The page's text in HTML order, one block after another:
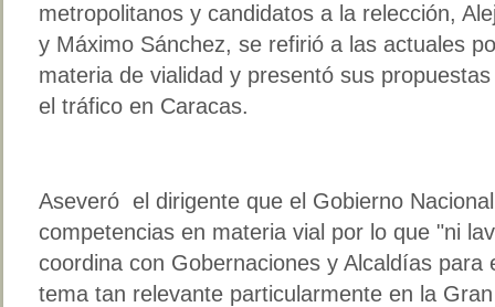
metropolitanos y candidatos a la relección,
y Máximo Sánchez, se refirió a las actuales
materia de vialidad y presentó sus
el tráfico en Caracas.
Aseveró el dirigente que el Gobierno
competencias en materia vial por lo que "ni
coordina con Gobernaciones y Alcaldías para
tema tan relevante particularmente en la